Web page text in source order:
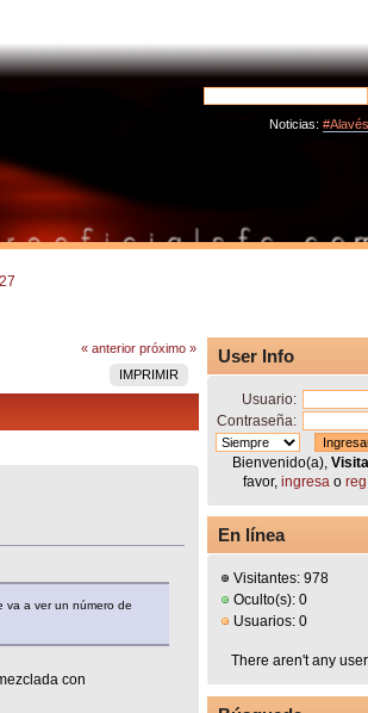
Noticias:
« anterior próximo »
IMPRIMIR
va a ver un número de
con
User Info
Usuario:
Contraseña:
Bienvenido(a),
favor,ingresa o
En línea
Visitantes: 978
Oculto(s): 0
Usuarios: 0
There aren't any